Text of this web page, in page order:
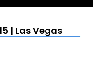
| Las Vegas